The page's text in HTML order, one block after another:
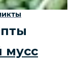
мусс